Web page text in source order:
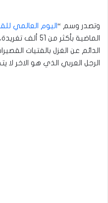
وتصدر وسم “ اليوم العالمي
الماضية بأكثر
الدائم عن الغزل بالفتيات
الرجل العربي الذي هو الاخر لا